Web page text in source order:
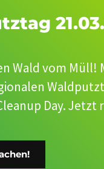
Wald vom Müll!
Day. Jetzt